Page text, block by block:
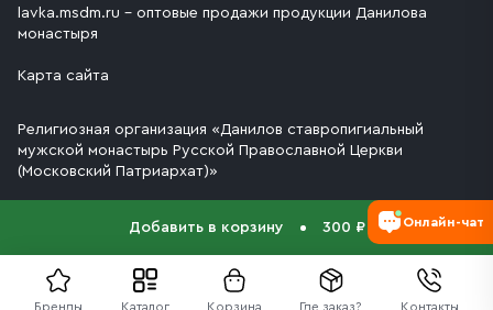
Бренды Каталог Корзина Где заказ? Контакты
Добавить в корзину 300 ₽
lavka.msdm.ru – оптовые продажи продукции Данилова
монастыря
Карта сайта
Религиозная организация «Данилов ставропигиальный
мужской монастырь Русской Православной Церкви
(Московский Патриархат)»
Онлайн-чат